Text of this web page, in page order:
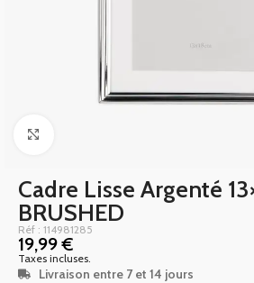
Cadre Lisse Argenté
BRUSHED
Réf : 114981285
19,99€
Taxes incluses.
Livraison entre 7 et 14 jours